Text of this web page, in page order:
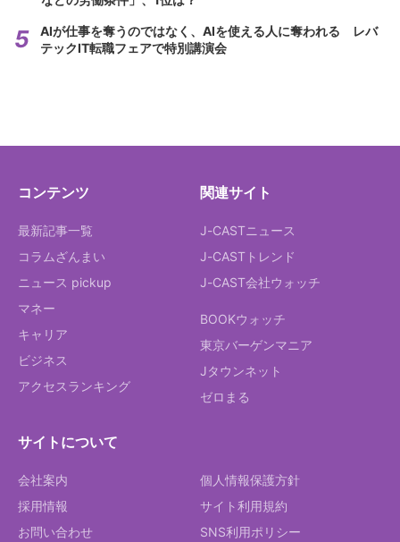
AIが仕事を奪うのではなく、AIを使える人に奪われる レバ
テックIT転職フェアで特別講演会
コンテンツ
最新記事一覧
コラムざんまい
ニュース pickup
マネー
キャリア
ビジネス
アクセスランキング
関連サイト
J-CASTニュース
J-CASTトレンド
J-CAST会社ウォッチ
BOOKウォッチ
東京バーゲンマニア
Jタウンネット
ゼロまる
サイトについて
会社案内
採用情報
お問い合わせ
個人情報保護方針
サイト利用規約
SNS利用ポリシー